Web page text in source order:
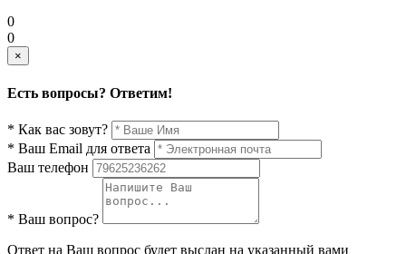
0
0
×
Есть вопросы? Ответим!
* Как вас зовут?
* Ваш Email для ответа
Ваш телефон
* Ваш вопрос?
Ответ на Ваш вопрос будет выслан на указанный вами